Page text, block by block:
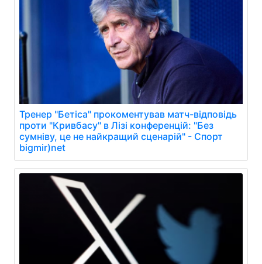
Тренер "Бетіса" прокоментував матч-відповідь
проти "Кривбасу" в Лізі конференцій: "Без
сумніву, це не найкращий сценарій" - Спорт
bigmir)net